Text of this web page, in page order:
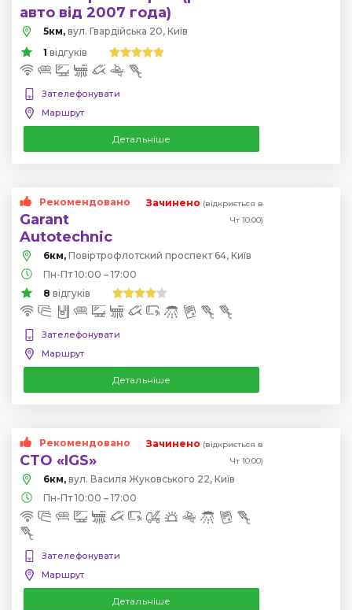
авто від 2007 года)
5км, вул. Гвардійська 20, Київ
1 відгуків
Зателефонувати
Маршрут
Детальніше
Рекомендовано
Garant
Autotechnic
Зачинено (відкриється в
Чт 10:00)
6км,
Повіртрофлотский проспект 64, Київ
Пн-Пт 10:00 – 17:00
8 відгуків
Зателефонувати
Маршрут
Детальніше
Рекомендовано
СТО «IGS»
Зачинено (відкриється в
Чт 10:00)
6км, вул. Василя Жуковського 22, Київ
Пн-Пт 10:00 – 17:00
Зателефонувати
Маршрут
Детальніше